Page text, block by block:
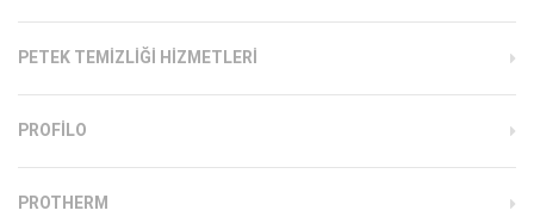
PETEK TEMIZLIĞI HIZMETLERI
PROFILO
PROTHERM